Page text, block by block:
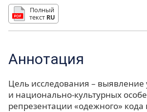
Полный
текст RU
Аннотация
Цель исследования –
и национально-культурных
репрезентации «одежного» кода